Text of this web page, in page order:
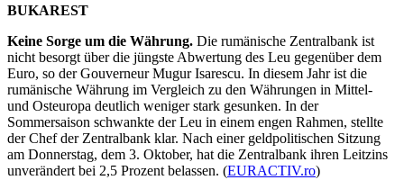
BUKAREST
Keine Sorge um die Währung. Die rumänische Zentralbank ist
nicht besorgt über die jüngste Abwertung des Leu gegenüber dem
Euro, so der Gouverneur Mugur Isarescu. In diesem Jahr ist die
rumänische Währung im Vergleich zu den Währungen in Mittel-
und Osteuropa deutlich weniger stark gesunken. In der
Sommersaison schwankte der Leu in einem engen Rahmen, stellte
der Chef der Zentralbank klar. Nach einer geldpolitischen Sitzung
am Donnerstag, dem 3. Oktober, hat die Zentralbank ihren Leitzins
unverändert bei 2,5 Prozent belassen. (EURACTIV.ro)